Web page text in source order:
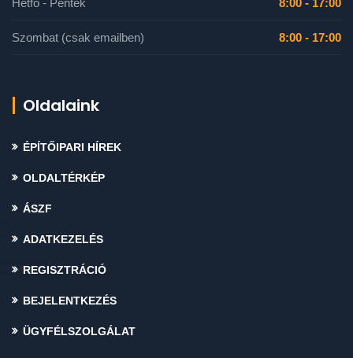
Szombat (csak emailben) 8:00 - 17:00
Oldalaink
ÉPÍTŐIPARI HÍREK
OLDALTÉRKÉP
ÁSZF
ADATKEZELÉS
REGISZTRÁCIÓ
BEJELENTKEZÉS
ÜGYFÉLSZOLGÁLAT